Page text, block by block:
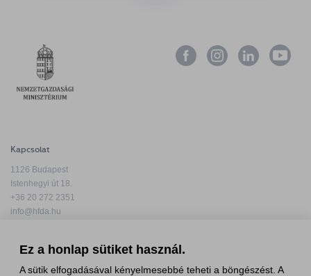
Kapcsolat
1126 Budapest
Istenhegyi út 18.
+36 20 272 2351
info@hfda.hu
Ez a honlap sütiket használ.
A sütik elfogadásával kényelmesebbé teheti a böngészést. A